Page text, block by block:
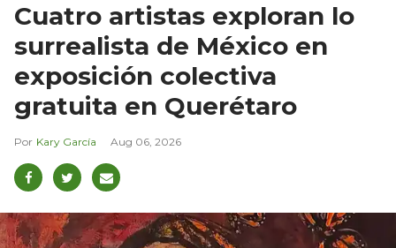
Cuatro artistas exploran lo
surrealista de México en
exposición colectiva
gratuita en Querétaro
Kary García Aug 06, 2026